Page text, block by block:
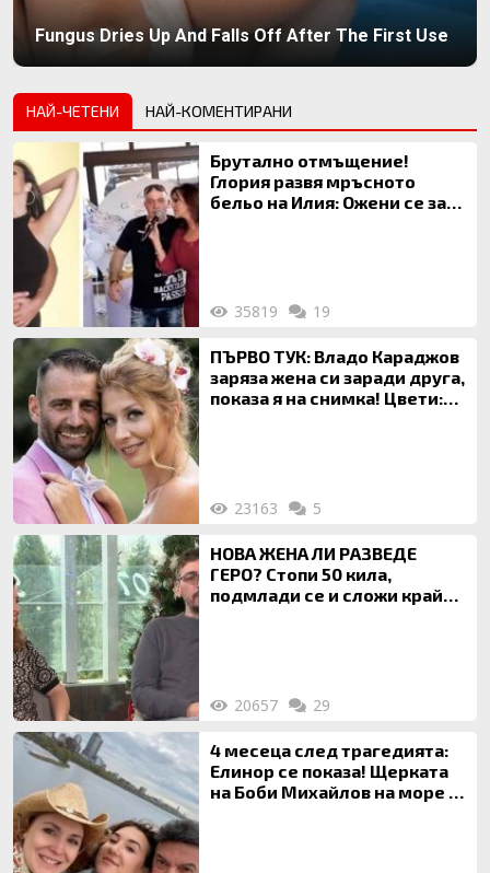
Fungus Dries Up And Falls Off After The First Use
НАЙ-ЧЕТЕНИ НАЙ-КОМЕНТИРАНИ
Брутално отмъщение!
Глория развя мръсното
бельо на Илия: Ожени се за
35819 19
ПЪРВО ТУК: Владо Караджов
заряза жена си заради друга,
показа я на снимка! Цвети:
23163 5
НОВА ЖЕНА ЛИ РАЗВЕДЕ
ГЕРО? Стопи 50 кила,
подмлади се и сложи край
20657 29
4 месеца след трагедията:
Елинор се показа! Щерката
на Боби Михайлов на море с